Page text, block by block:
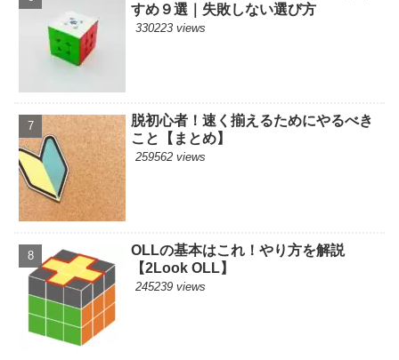
すめ９選｜失敗しない選び方
330223 views
脱初心者！速く揃えるためにやるべき
こと【まとめ】
259562 views
OLLの基本はこれ！やり方を解説
【2Look OLL】
245239 views